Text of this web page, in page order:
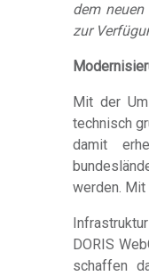
dem neuen
zur
Mit der
technisch
damit
werden. Mit
DORIS
schaffen